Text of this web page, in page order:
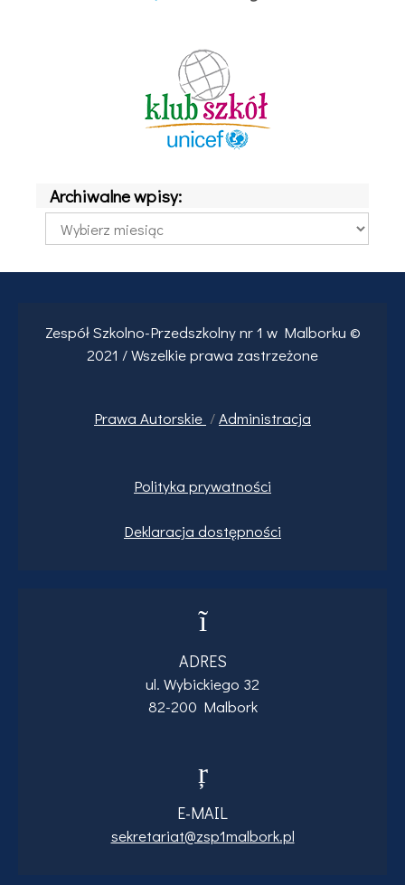
Archiwalne wpisy:
Archiwalne
wpisy:
Zespół Szkolno-Przedszkolny nr 1 w Malborku ©
2021 / Wszelkie prawa zastrzeżone
Prawa Autorskie /Administracja
Polityka prywatności
Deklaracja dostępności
ADRES
ul. Wybickiego 32
82-200 Malbork
E-MAIL
sekretariat@zsp1malbork.pl